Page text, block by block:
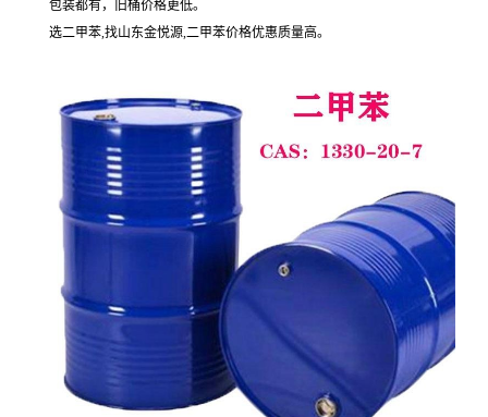
包装都有，旧桶价格更低。
选二甲苯,找山东金悦源,二甲苯价格优惠质量高。